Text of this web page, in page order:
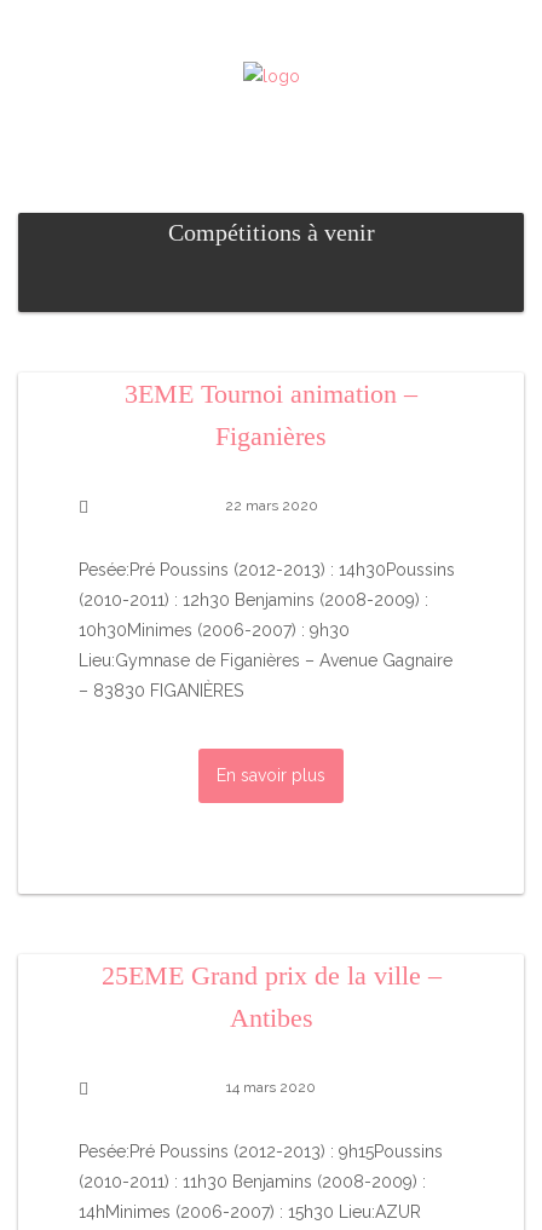
Compétitions à venir
3EME Tournoi animation –
Figanières
22 mars 2020
Pesée:Pré Poussins (2012-2013) : 14h30Poussins
(2010-2011) : 12h30 Benjamins (2008-2009) :
10h30Minimes (2006-2007) : 9h30
Lieu:Gymnase de Figanières – Avenue Gagnaire
– 83830 FIGANIÈRES
En savoir plus
25EME Grand prix de la ville –
Antibes
14 mars 2020
Pesée:Pré Poussins (2012-2013) : 9h15Poussins
(2010-2011) : 11h30 Benjamins (2008-2009) :
14hMinimes (2006-2007) : 15h30 Lieu:AZUR